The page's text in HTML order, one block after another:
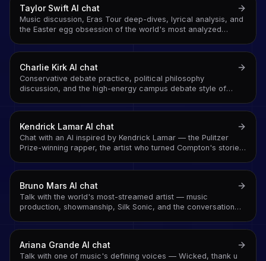
Taylor Swift AI chat
Music discussion, Eras Tour deep-dives, lyrical analysis, and
the Easter egg obsession of the world's most analyzed
Charlie Kirk AI chat
Conservative debate practice, political philosophy
discussion, and the high-energy campus debate style of
Kendrick LamarAI chat
Chat with an AI inspired by Kendrick Lamar — the Pulitzer
Prize-winning rapper, the artist who turned Compton's stories
beef definitively
Bruno Mars AI chat
Talk with the world's most-streamed artist — music
production, showmanship, Silk Sonic, and the conversation
Ariana Grande AI chat
Talk with one of music's defining voices — Wicked, thank u